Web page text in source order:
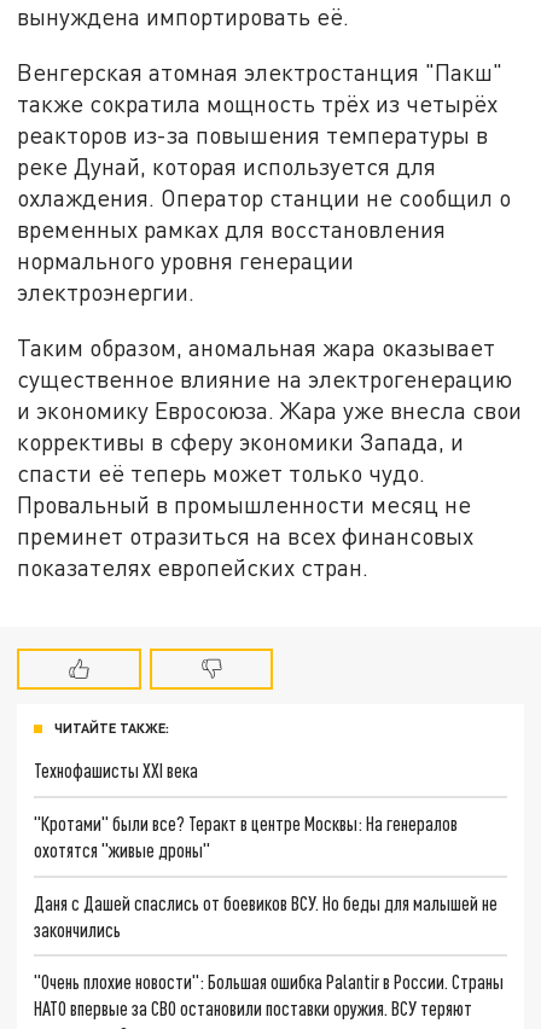
вынуждена импортировать её.
Венгерская атомная электростанция "Пакш"
также сократила мощность трёх из четырёх
реакторов из-за повышения температуры в
реке Дунай, которая используется для
охлаждения. Оператор станции не сообщил о
временных рамках для восстановления
нормального уровня генерации
электроэнергии.
Таким образом, аномальная жара оказывает
существенное влияние на электрогенерацию
и экономику Евросоюза. Жара уже внесла свои
коррективы в сферу экономики Запада, и
спасти её теперь может только чудо.
Провальный в промышленности месяц не
преминет отразиться на всех финансовых
показателях европейских стран.
ЧИТАЙТЕ ТАКЖЕ:
Технофашисты XXI века
"Кротами" были все? Теракт в центре Москвы: На генералов
охотятся "живые дроны"
Даня с Дашей спаслись от боевиков ВСУ. Но беды для малышей не
закончились
"Очень плохие новости": Большая ошибка Palantir в России. Страны
НАТО впервые за СВО остановили поставки оружия. ВСУ теряют